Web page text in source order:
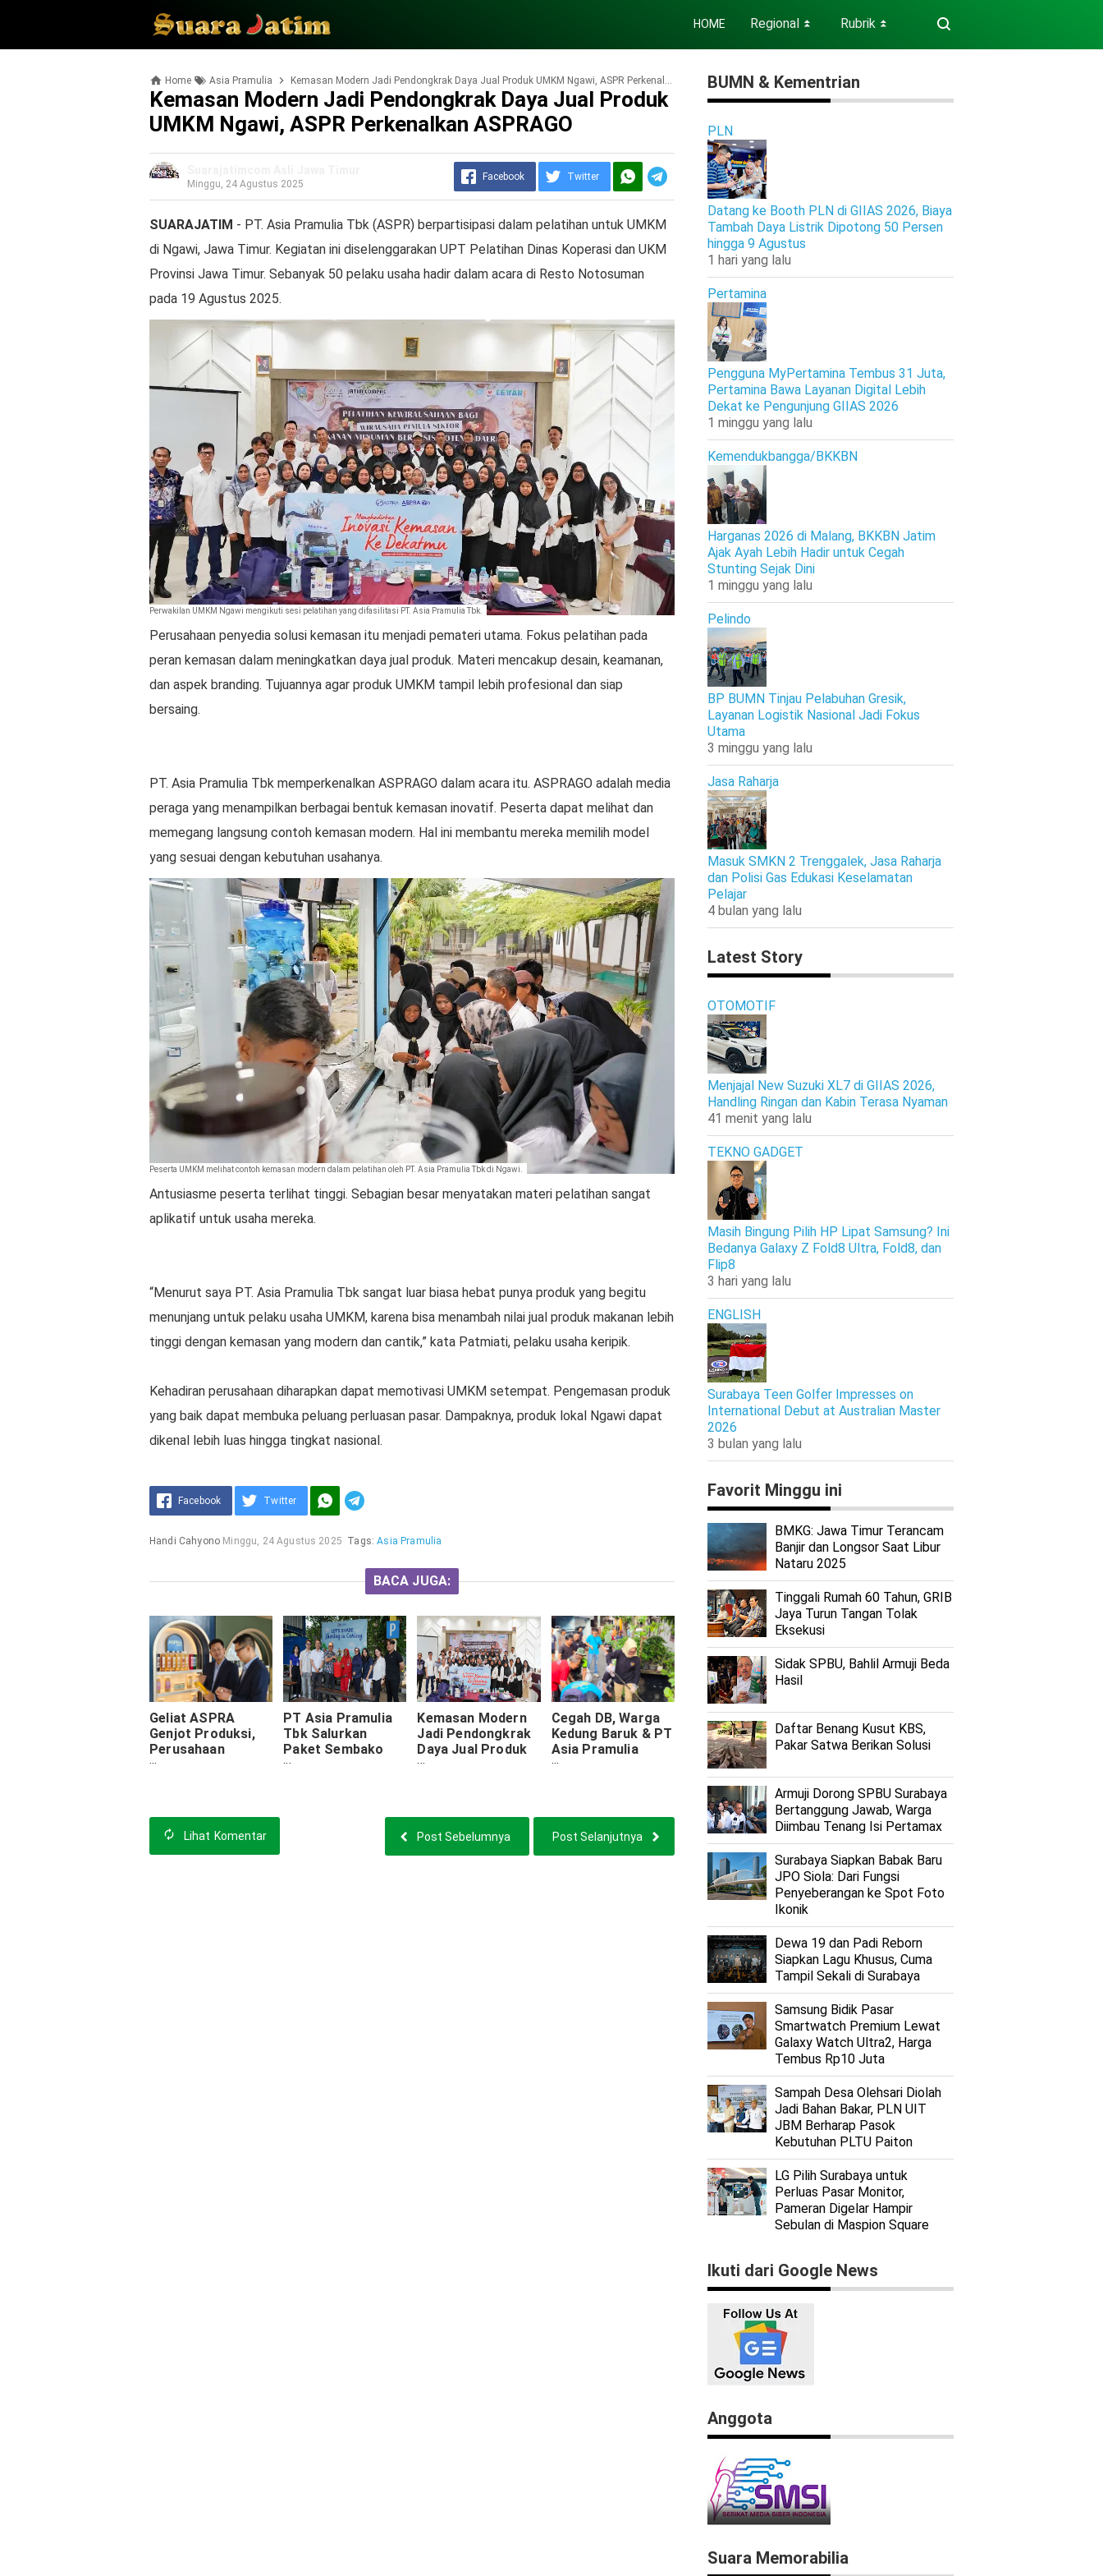
HOME Regional ⏬ Rubrik ⏬
Home Asia Pramulia Kemasan Modern Jadi Pendongkrak Daya Jual Produk UMKM Ngawi, ASPR Perkenalkan ASPRAGO
Kemasan Modern Jadi Pendongkrak Daya Jual Produk
UMKM Ngawi, ASPR Perkenalkan ASPRAGO
Minggu, 24 Agustus 2025
Facebook Twitter
SUARAJATIM - PT. Asia Pramulia Tbk (ASPR) berpartisipasi dalam pelatihan untuk UMKM
di Ngawi, Jawa Timur. Kegiatan ini diselenggarakan UPT Pelatihan Dinas Koperasi dan UKM
Provinsi Jawa Timur. Sebanyak 50 pelaku usaha hadir dalam acara di Resto Notosuman
pada 19 Agustus 2025.
Perwakilan UMKM Ngawi mengikuti sesi pelatihan yang difasilitasi PT. Asia Pramulia Tbk.
Perusahaan penyedia solusi kemasan itu menjadi pemateri utama. Fokus pelatihan pada
peran kemasan dalam meningkatkan daya jual produk. Materi mencakup desain, keamanan,
dan aspek branding. Tujuannya agar produk UMKM tampil lebih profesional dan siap
bersaing.
PT. Asia Pramulia Tbk memperkenalkan ASPRAGO dalam acara itu. ASPRAGO adalah media
peraga yang menampilkan berbagai bentuk kemasan inovatif. Peserta dapat melihat dan
memegang langsung contoh kemasan modern. Hal ini membantu mereka memilih model
yang sesuai dengan kebutuhan usahanya.
Peserta UMKM melihat contoh kemasan modern dalam pelatihan oleh PT. Asia Pramulia Tbk di Ngawi.
Antusiasme peserta terlihat tinggi. Sebagian besar menyatakan materi pelatihan sangat
aplikatif untuk usaha mereka.
“Menurut saya PT. Asia Pramulia Tbk sangat luar biasa hebat punya produk yang begitu
menunjang untuk pelaku usaha UMKM, karena bisa menambah nilai jual produk makanan lebih
tinggi dengan kemasan yang modern dan cantik,” kata Patmiati, pelaku usaha keripik.
Kehadiran perusahaan diharapkan dapat memotivasi UMKM setempat. Pengemasan produk
yang baik dapat membuka peluang perluasan pasar. Dampaknya, produk lokal Ngawi dapat
dikenal lebih luas hingga tingkat nasional.
Facebook Twitter
Handi Cahyono Minggu, 24 Agustus 2025 Tags:Asia Pramulia
BACA JUGA:
Geliat ASPRA
Genjot Produksi,
Perusahaan
Kemasan Jatim ini
PT Asia Pramulia
Tbk Salurkan
Paket Sembako
untuk Warga
Kemasan Modern
Jadi Pendongkrak
Daya Jual Produk
UMKM Ngawi,
Cegah DB, Warga
Kedung Baruk & PT
Asia Pramulia
Kompak Bersihkan
Lihat Komentar Post Selanjutnya
Post Sebelumnya
BUMN & Kementrian
PLN
Datang ke Booth PLN di GIIAS 2026, Biaya
Tambah Daya Listrik Dipotong 50 Persen
hingga 9 Agustus
1 hari yang lalu
Pertamina
Pengguna MyPertamina Tembus 31 Juta,
Pertamina Bawa Layanan Digital Lebih
Dekat ke Pengunjung GIIAS 2026
1 minggu yang lalu
Kemendukbangga/BKKBN
Harganas 2026 di Malang, BKKBN Jatim
Ajak Ayah Lebih Hadir untuk Cegah
Stunting Sejak Dini
1 minggu yang lalu
Pelindo
BP BUMN Tinjau Pelabuhan Gresik,
Layanan Logistik Nasional Jadi Fokus
Utama
3 minggu yang lalu
Jasa Raharja
Masuk SMKN 2 Trenggalek, Jasa Raharja
dan Polisi Gas Edukasi Keselamatan
Pelajar
4 bulan yang lalu
Latest Story
OTOMOTIF
Menjajal New Suzuki XL7 di GIIAS 2026,
Handling Ringan dan Kabin Terasa Nyaman
41 menit yang lalu
TEKNO GADGET
Masih Bingung Pilih HP Lipat Samsung? Ini
Bedanya Galaxy Z Fold8 Ultra, Fold8, dan
Flip8
3 hari yang lalu
ENGLISH
Surabaya Teen Golfer Impresses on
International Debut at Australian Master
2026
3 bulan yang lalu
Favorit Minggu ini
BMKG: Jawa Timur Terancam
Banjir dan Longsor Saat Libur
Nataru 2025
Tinggali Rumah 60 Tahun, GRIB
Jaya Turun Tangan Tolak
Eksekusi
Sidak SPBU, Bahlil Armuji Beda
Hasil
Daftar Benang Kusut KBS,
Pakar Satwa Berikan Solusi
Armuji Dorong SPBU Surabaya
Bertanggung Jawab, Warga
Diimbau Tenang Isi Pertamax
Surabaya Siapkan Babak Baru
JPO Siola: Dari Fungsi
Penyeberangan ke Spot Foto
Ikonik
Dewa 19 dan Padi Reborn
Siapkan Lagu Khusus, Cuma
Tampil Sekali di Surabaya
Samsung Bidik Pasar
Smartwatch Premium Lewat
Galaxy Watch Ultra2, Harga
Tembus Rp10 Juta
Sampah Desa Olehsari Diolah
Jadi Bahan Bakar, PLN UIT
JBM Berharap Pasok
Kebutuhan PLTU Paiton
LG Pilih Surabaya untuk
Perluas Pasar Monitor,
Pameran Digelar Hampir
Sebulan di Maspion Square
Ikuti dari Google News
Anggota
Suara Memorabilia